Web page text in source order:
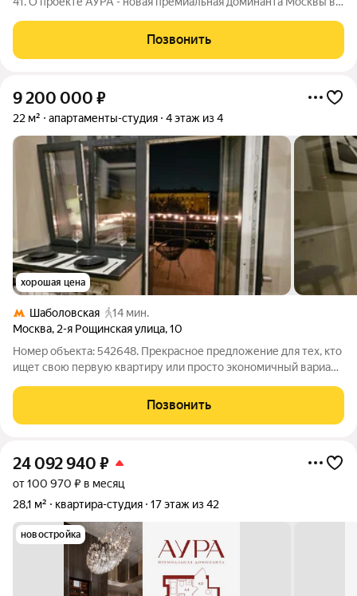
Бронзовой башни и 41-этажной Серебряной. Рядом
расположены набережная
Позвонить
9 200 000 ₽
22 м² апартаменты-студия 4 этаж из 4
хорошая цена
Шаболовская
14 мин.
Москва, 2-я Рощинская улица,10
Номер объекта: 542648. Прекрасное предложение для тех, кто
ищет свою первую квартиру или просто экономичный вариант
дома, всего в нескольких минутах ходьбы от метро Тульская.
Площадь квартиры
Позвонить
24 092 940 ₽
от 100 970 ₽ в месяц
28,1 м²
квартира-студия 17 этаж из 42
новостройка